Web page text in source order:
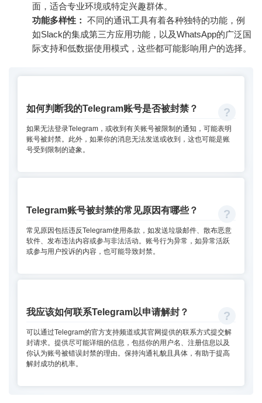
面，适合专业环境或特定兴趣群体。
功能多样性： 不同的通讯工具有着各种独特的功能，例
如Slack的集成第三方应用功能，以及WhatsApp的广泛国
际支持和低数据使用模式，这些都可能影响用户的选择。
如何判断我的Telegram账号是否被封禁？
如果无法登录Telegram，或收到有关账号被限制的通知，可能表明
账号被封禁。此外，如果你的消息无法发送或收到，这也可能是账
号受到限制的迹象。
Telegram账号被封禁的常见原因有哪些？
常见原因包括违反Telegram使用条款，如发送垃圾邮件、散布恶意
软件、发布违法内容或参与非法活动。账号行为异常，如异常活跃
或参与用户投诉的内容，也可能导致封禁。
我应该如何联系Telegram以申请解封？
可以通过Telegram的官方支持频道或其官网提供的联系方式提交解
封请求。提供尽可能详细的信息，包括你的用户名、注册信息以及
你认为账号被错误封禁的理由。保持沟通礼貌且具体，有助于提高
解封成功的机率。